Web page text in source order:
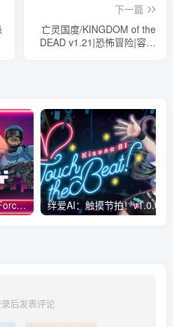
下一篇
亡灵国度/KINGDOM of the
DEAD v1.21|恐怖冒险|容量
超级城市力量/Mega City Force v1.09|动作冒险|容量1.1GB|免安装绿色中文版
后发表评论